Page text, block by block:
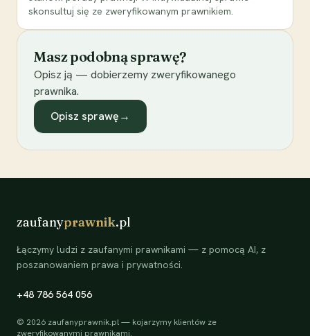
skonsultuj się ze zweryfikowanym prawnikiem.
Masz podobną sprawę?
Opisz ją — dobierzemy zweryfikowanego
prawnika.
Opisz sprawę→
zaufanyprawnik.pl
Łączymy ludzi z zaufanymi prawnikami — z pomocą AI, z
poszanowaniem prawa i prywatności.
+48 786 564 056
© 2026 zaufanyprawnik.pl — kojarzymy klientów ze
zweryfikowanymi prawnikami.